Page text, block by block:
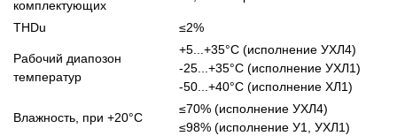
комплектующих
THDu ≤2%
Рабочий диапозон
температур
+5...+35°С (исполнение УХЛ4)
-25...+35°С (исполнение УХЛ1)
-50...+40°С (исполнение ХЛ1)
Влажность, при +20°С
≤70% (исполнение УХЛ4)
≤98% (исполнение У1, УХЛ1)